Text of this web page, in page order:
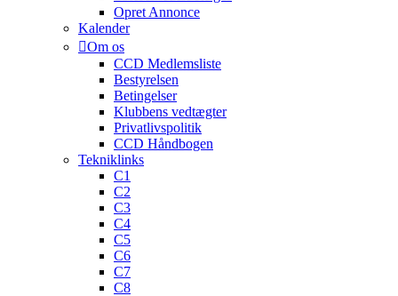
Opret Annonce
Kalender
Om os
CCD Medlemsliste
Bestyrelsen
Betingelser
Klubbens vedtægter
Privatlivspolitik
CCD Håndbogen
Tekniklinks
C1
C2
C3
C4
C5
C6
C7
C8